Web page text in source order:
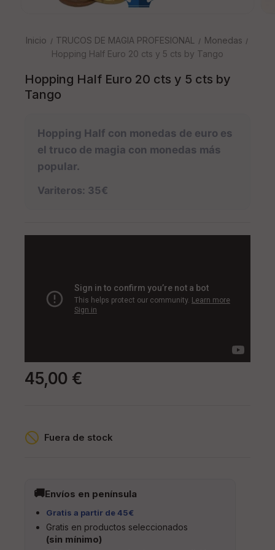
Inicio TRUCOS DE MAGIA PROFESIONAL
Monedas
Hopping Half Euro 20 cts y 5 cts by Tango
Hopping Half Euro 20 cts y 5 cts by
Tango
Hopping Half con monedas de euro es
el truco de magia con monedas más
popular.
Variteros: 35€
45,00 €
Fuera de stock
Envíos en península
Gratis a partir de 45€
Gratis en productos seleccionados
(sin mínimo)